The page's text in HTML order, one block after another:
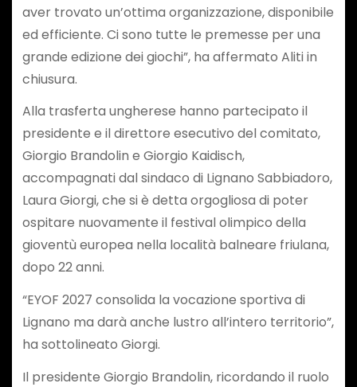
aver trovato un’ottima organizzazione, disponibile
ed efficiente. Ci sono tutte le premesse per una
grande edizione dei giochi”, ha affermato Aliti in
chiusura.
Alla trasferta ungherese hanno partecipato il
presidente e il direttore esecutivo del comitato,
Giorgio Brandolin e Giorgio Kaidisch,
accompagnati dal sindaco di Lignano Sabbiadoro,
Laura Giorgi, che si è detta orgogliosa di poter
ospitare nuovamente il festival olimpico della
gioventù europea nella località balneare friulana,
dopo 22 anni.
“EYOF 2027 consolida la vocazione sportiva di
Lignano ma darà anche lustro all’intero territorio”,
ha sottolineato Giorgi.
Il presidente Giorgio Brandolin, ricordando il ruolo